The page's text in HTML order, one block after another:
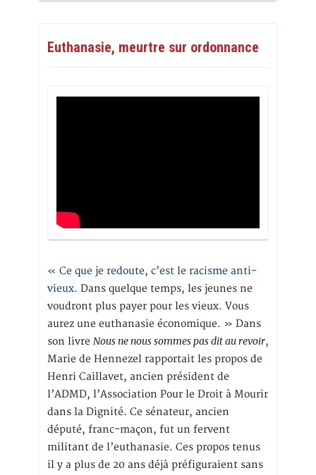
Euthanasie, meurtre sur ordonnance
« Ce que je redoute, c’est le racisme anti-
vieux. Dans quelque temps, les jeunes ne
voudront plus payer pour les vieux. Vous
aurez une euthanasie économique. » Dans
son livre Nous ne nous sommes pas dit au revoir,
Marie de Hennezel rapportait les propos de
Henri Caillavet, ancien président de
l’ADMD, l’Association Pour le Droit à Mourir
dans la Dignité. Ce sénateur, ancien
député, franc-maçon, fut un fervent
militant de l’euthanasie. Ces propos tenus
il y a plus de 20 ans déjà préfiguraient sans